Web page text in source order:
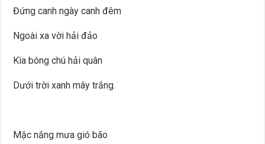
Đứng canh ngày canh đêm
Ngoài xa vời hải đảo
Kìa bóng chú hải quân
Dưới trời xanh mây trắng.
Mặc nắng mưa gió bão